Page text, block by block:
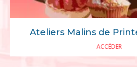
Ateliers Malins de
ACCÉDER